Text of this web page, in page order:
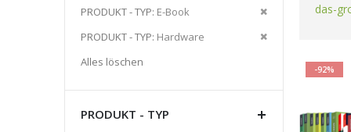
das-
-92%
PRODUKT - TYP E-Book
Diesen
PRODUKT - TYP Hardware
Diesen
Alles löschen
PRODUKT - TYP